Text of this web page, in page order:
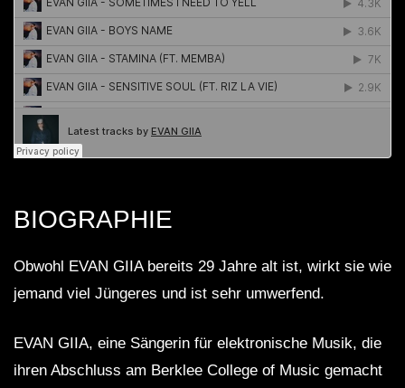
BIOGRAPHIE
Obwohl EVAN GIIA bereits 29 Jahre alt ist, wirkt sie wie
jemand viel Jüngeres und ist sehr umwerfend.
EVAN GIIA, eine Sängerin für elektronische Musik, die
ihren Abschluss am Berklee College of Music gemacht